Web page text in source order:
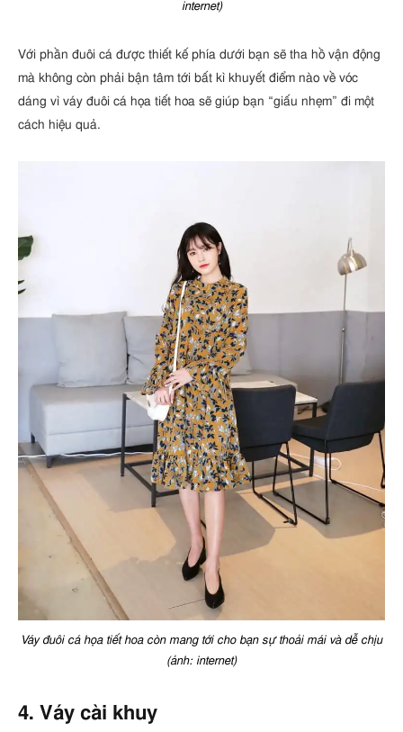
internet)
Với phần đuôi cá được thiết kế phía dưới bạn sẽ tha hồ vận động
mà không còn phải bận tâm tới bất kì khuyết điểm nào về vóc
dáng vì váy đuôi cá họa tiết hoa sẽ giúp bạn “giấu nhẹm” đi một
cách hiệu quả.
Váy đuôi cá họa tiết hoa còn mang tới cho bạn sự thoải mái và dễ chịu
(ảnh: internet)
4. Váy cài khuy